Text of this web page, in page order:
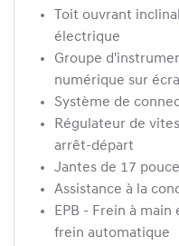
Toit ouvrant
électrique
Groupe
numérique sur
Système de
Régulateur de
arrêt-départ
Jantes de 17
Assistance à la
EPB - Frein à
frein automatique